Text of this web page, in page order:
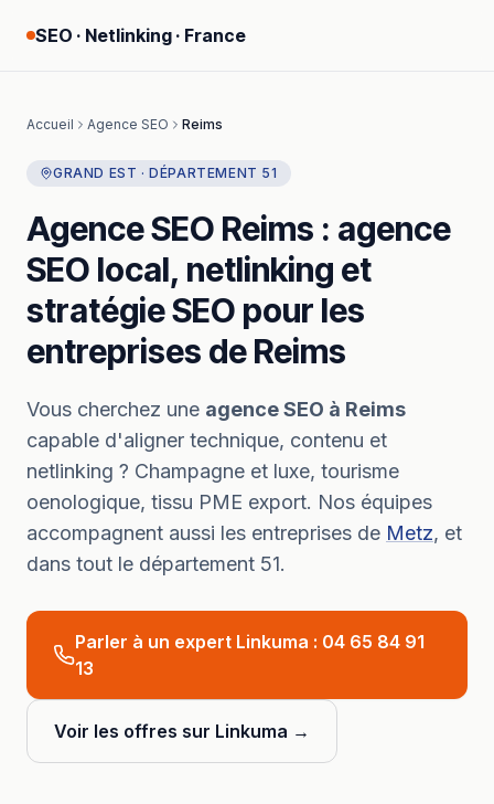
SEO · Netlinking · France
Accueil Agence SEO Reims
GRAND EST · DÉPARTEMENT 51
Agence SEO Reims : agence
SEO local, netlinking et
stratégie SEO pour les
entreprises deReims
Vous cherchez une agence SEO à Reims
capable d'aligner technique, contenu et
netlinking ? Champagne et luxe, tourisme
oenologique, tissu PME export. Nos équipes
accompagnent aussi les entreprises de Metz, et
dans tout le département 51.
Parler à un expert Linkuma : 04 65 84 91
13
Voir les offres sur Linkuma →